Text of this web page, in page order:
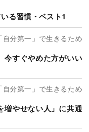
る習慣・ベスト1
分第一」で生きるため
今すぐやめた方がいい
分第一」で生きるため
増やせない人」に共通